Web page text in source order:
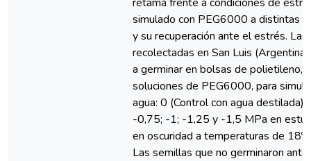
simulado con PEG6000 a distintas
y su recuperación ante el estrés.
recolectadas en San Luis
a germinar en bolsas de polietileno,
soluciones de PEG6000, para
agua: 0 (Control con agua
-0,75; -1; -1,25 y -1,5 MPa en
en oscuridad a temperaturas de 18º,
Las semillas que no germinaron